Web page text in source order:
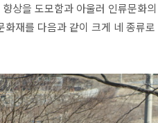
상을 도모함과 아울러 인류문화
재를 다음과 같이 크게 네 종류